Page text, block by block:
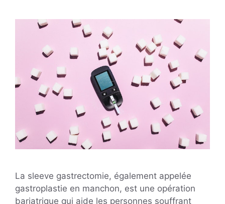
La sleeve gastrectomie, également appelée
gastroplastie en manchon, est une opération
bariatrique qui aide les personnes souffrant